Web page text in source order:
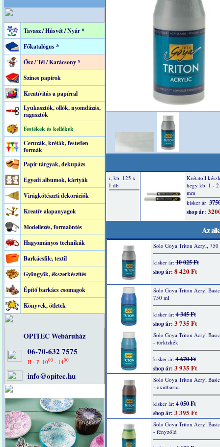
Tavasz / Húsvét / Nyár *
Főkatalógus *
Ősz / Tél / Karácsony *
Színes papírok
Kreatívitás a papírral
Lyukasztók, ollók, nyomdázás,
ragasztók
Festékek és kellékek
Ceruzák, kréták, festetlen
formák
Papír tárgyak, dekupázs
Egyedi albumok, kártyák
Virágkötészeti dekorációk
Kreatív alapanyagok
Modellezés, formaöntés
Hagyományos technikák
Barkácsfilc, textil
Gyöngyök, ékszerkészítés
Építő barkács csomagok
Könyvek, ötletek
OPITEC Webáruház
06-70-632 7575
H - P: 1000 - 1400
info@opitec.hu
Az
Solo Goya Triton Acryl, 750
kisker ár:10 025 Ft
shop ár: 8 420 Ft
Solo Goya Triton Acryl
750 ml
kisker ár:4 345 Ft
shop ár: 3 735 Ft
Solo Goya Triton Acryl
- türkizkék
kisker ár:4 670 Ft
shop ár: 3 935 Ft
Solo Goya Triton Acryl
- oxidbarna
kisker ár:4 050 Ft
shop ár: 3 395 Ft
Solo Goya Triton Acryl
- fényzöld